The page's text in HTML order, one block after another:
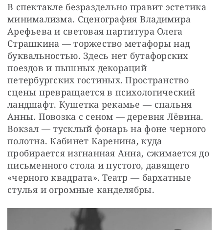
В спектакле безраздельно правит эстетика
минимализма. Сценография Владимира
Арефьева и световая партитура Олега
Страшкина — торжество метафоры над
буквальностью. Здесь нет бутафорских
поездов и пышных декораций
петербургских гостиных. Пространство
сцены превращается в психологический
ландшафт. Кушетка рекамье — спальня
Анны. Повозка с сеном — деревня Лёвина.
Вокзал — тусклый фонарь на фоне черного
полотна. Кабинет Каренина, куда
пробирается изгнанная Анна, сжимается до
письменного стола и пустого, давящего
«черного квадрата». Театр — бархатные
стулья и огромные канделябры.